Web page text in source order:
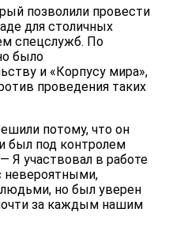
позволили провести
для столичных
спецслужб. По
было
и «Корпусу мира»,
проведения таких
потому, что он
был под контролем
Я участвовал в работе
невероятными,
но был уверен
за каждым нашим